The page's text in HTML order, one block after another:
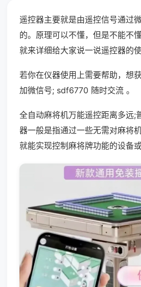
遥控器主要就是由遥控信号通过
的。原理可以不懂，但是不能不
就来详细给大家说一说遥控器的使
若你在仪器使用上需要帮助，想
加微信号; sdf6770 随时交流 。
全自动麻将机万能遥控距离多远;
器一般是指通过一些无需对麻将
就能实现控制麻将牌功能的设备或